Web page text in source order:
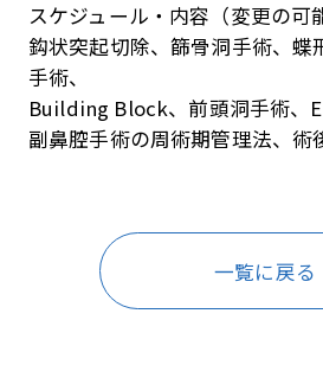
スケジュール・内容（変更の可
鈎状突起切除、篩骨洞手術、蝶
手術、
Building Block、前頭洞手術、
副鼻腔手術の周術期管理法、術
一覧に戻る